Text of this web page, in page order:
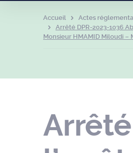
Accueil
Actes
Arrêté DPR-2023-1036
Monsieur HMAMID Miloudi